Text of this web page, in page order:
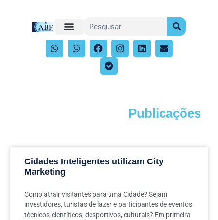
Publicações
Cidades Inteligentes utilizam City
Marketing
Como atrair visitantes para uma Cidade? Sejam
investidores, turistas de lazer e participantes de eventos
técnicos-científicos, desportivos, culturais? Em primeira